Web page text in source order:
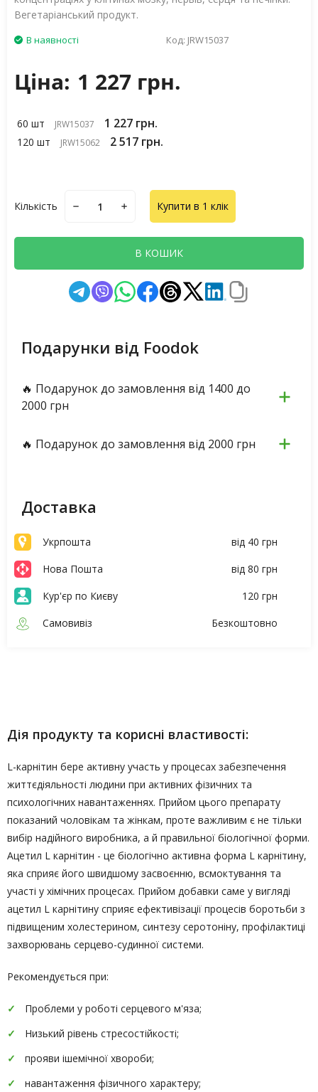
Вегетаріанський продукт.
В наявності Код: JRW15037
Ціна: 1 227 грн.
60 шт JRW15037 1 227 грн.
120 шт JRW15062 2 517 грн.
Кількість Купити в 1 клік
В КОШИК
Подарунки від Foodok
🔥 Подарунок до замовлення від 1400 до
2000 грн
🔥 Подарунок до замовлення від 2000 грн
Доставка
Укрпошта
від 40 грн
Нова Пошта
від 80 грн
Кур'єр по Києву
120 грн
Самовивіз
Безкоштовно
Дія продукту та корисні властивості:
L-карнітин бере активну участь у процесах забезпечення
життєдіяльності людини при активних фізичних та
психологічних навантаженнях. Прийом цього препарату
показаний чоловікам та жінкам, проте важливим є не тільки
вибір надійного виробника, а й правильної біологічної форми.
Ацетил L карнітин - це біологічно активна форма L карнітину,
яка сприяє його швидшому засвоєнню, всмоктування та
участі у хімічних процесах. Прийом добавки саме у вигляді
ацетил L карнітину сприяє ефективізації процесів боротьби з
підвищеним холестерином, синтезу серотоніну, профілактиці
захворювань серцево-судинної системи.
Рекомендується при:
Проблеми у роботі серцевого м'яза;
Низький рівень стресостійкості;
прояви ішемічної хвороби;
навантаження фізичного характеру;